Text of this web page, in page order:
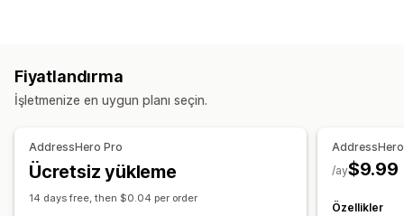
Kargoları yönetme
E-posta bildirimleri
Sipariş güncellemeleri
Fiyatlandırma
İşletmenize en uygun planı seçin.
AddressHero Pro
Ücretsiz yükleme
14 days free, then $0.04 per order
$9.99
/ay
Özellikler